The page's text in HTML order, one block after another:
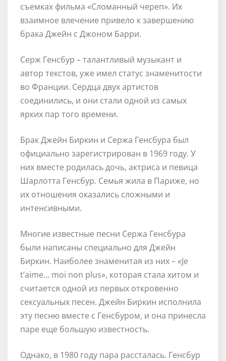
съемках фильма «Сломанный череп». Их
взаимное влечение привело к завершению
брака Джейн с Джоном Барри.
Серж Генсбур – талантливый музыкант и
автор текстов, уже имел статус знаменитости
во Франции. Сердца двух артистов
соединились, и они стали одной из самых
ярких пар того времени.
Брак Джейн Биркин и Сержа Генсбура был
официально зарегистрирован в 1969 году. У
них вместе родилась дочь, актриса и певица
Шарлотта Генсбур. Семья жила в Париже, но
их отношения оказались сложными и
интенсивными.
Многие известные песни Сержа Генсбура
были написаны специально для Джейн
Биркин. Наиболее знаменитая из них – «Je
t’aime… moi non plus», которая стала хитом и
считается одной из первых откровенно
сексуальных песен. Джейн Биркин исполнила
эту песню вместе с Генсбуром, и она принесла
паре еще большую известность.
Однако, в 1980 году пара рассталась. Генсбур